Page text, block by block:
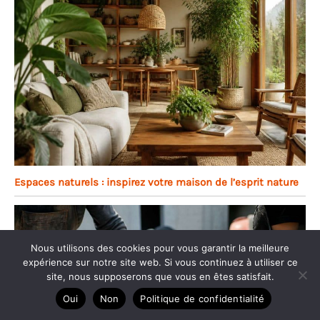
Espaces naturels : inspirez votre maison de l’esprit nature
Nous utilisons des cookies pour vous garantir la meilleure
expérience sur notre site web. Si vous continuez à utiliser ce
site, nous supposerons que vous en êtes satisfait.
Oui
Non Politique de confidentialité